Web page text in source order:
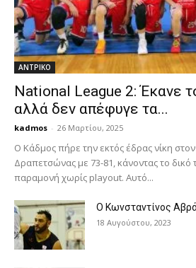
ΑΝTΡΙΚΟ
National League 2: Έκανε
αλλά δεν απέφυγε τα...
kadmos - 26 Μαρτίου, 2025
Ο Κάδμος πήρε την εκτός έδρας νίκη στον
Δραπετσώνας με 73-81, κάνοντας το δικό
παραμονή χωρίς playout. Αυτό...
Ο Κωνσταντίνος
18 Αυγούστου, 2023